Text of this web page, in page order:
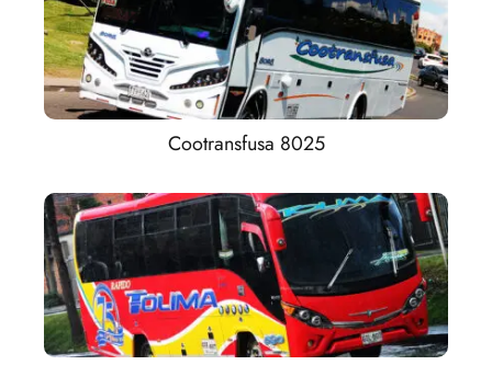
Cootransfusa 8025